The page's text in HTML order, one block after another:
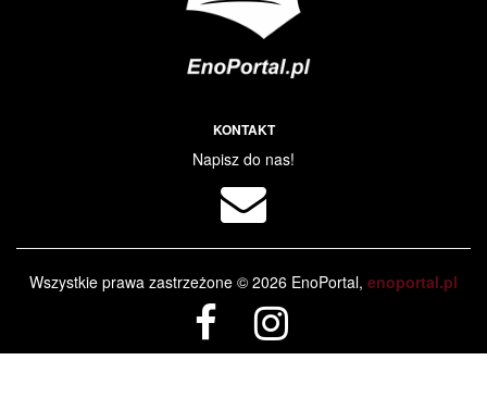
KONTAKT
Napisz do nas!
Wszystkie prawa zastrzeżone © 2026 EnoPortal, enoportal.pl